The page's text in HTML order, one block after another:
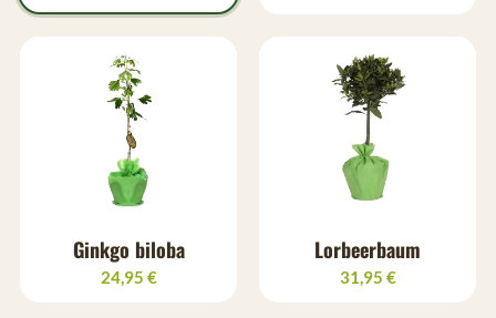
Ginkgo biloba
24,95 €
Lorbeerbaum
31,95 €